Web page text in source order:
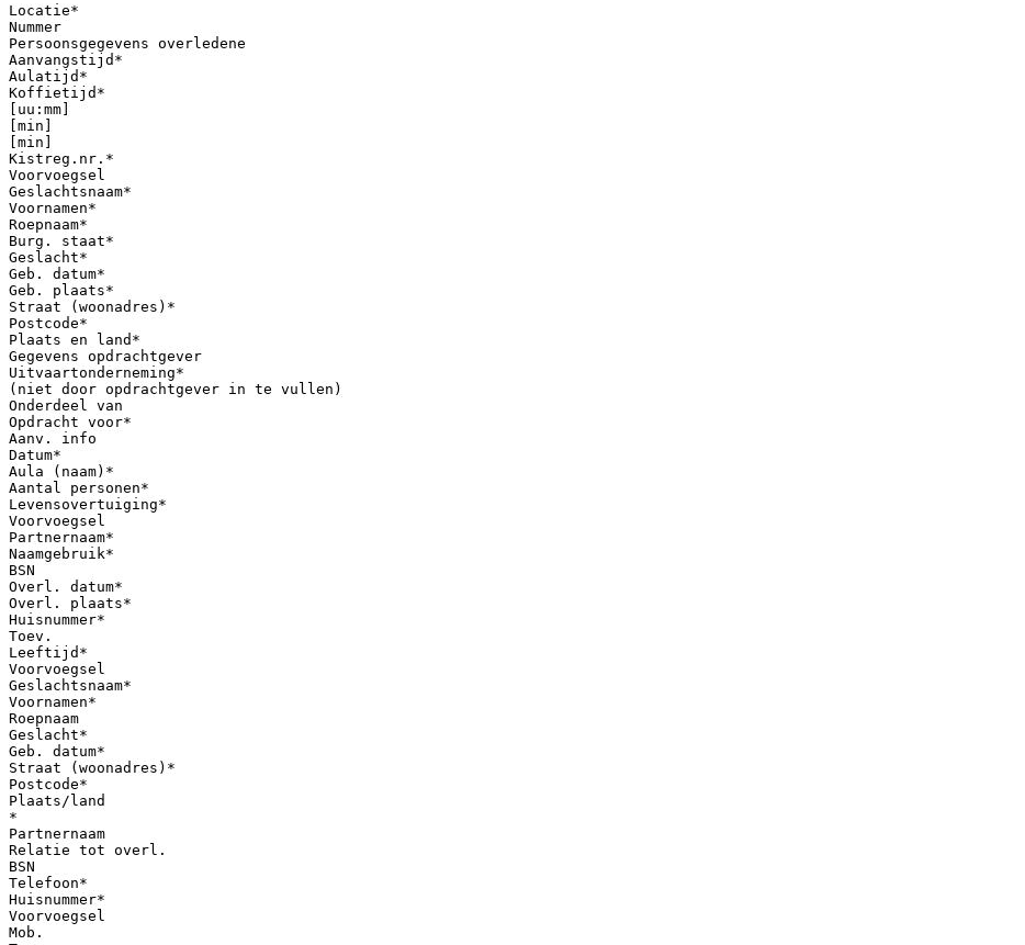
Locatie*
Nummer
Persoonsgegevens overledene
Aanvangstijd*
Aulatijd*
Koffietijd*
[uu:mm]
[min]
[min]
Kistreg.nr.*
Voorvoegsel
Geslachtsnaam*
Voornamen*
Roepnaam*
Burg. staat*
Geslacht*
Geb. datum*
Geb. plaats*
Straat (woonadres)*
Postcode*
Plaats en land*
Gegevens opdrachtgever
Uitvaartonderneming*
(niet door opdrachtgever in te vullen)
Onderdeel van
Opdracht voor*
Aanv. info
Datum*
Aula (naam)*
Aantal personen*
Levensovertuiging*
Voorvoegsel
Partnernaam*
Naamgebruik*
BSN
Overl. datum*
Overl. plaats*
Huisnummer*
Toev.
Leeftijd*
Voorvoegsel
Geslachtsnaam*
Voornamen*
Roepnaam
Geslacht*
Geb. datum*
Straat (woonadres)*
Postcode*
Plaats/land
*
Partnernaam
Relatie tot overl.
BSN
Telefoon*
Huisnummer*
Voorvoegsel
Mob.